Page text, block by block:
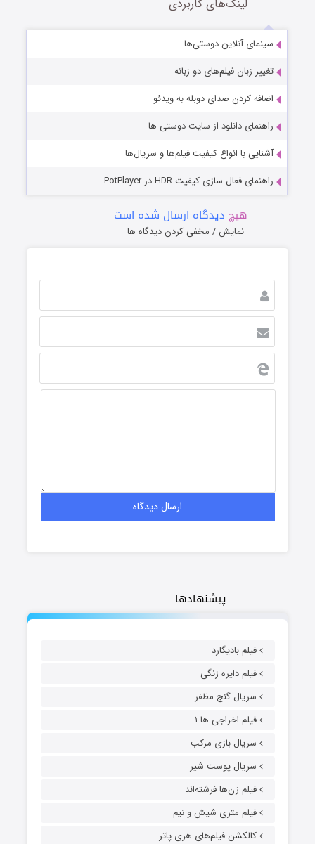
پیشنهادها
فیلم بادیگارد
فیلم دایره زنگی
سریال گنج مظفر
فیلم اخراجی ها ۱
سریال بازی مرکب
سریال پوست شیر
فیلم زن‌ها فرشته‌اند
فیلم متری شیش و نیم
کالکشن فیلم‌های هری پاتر
لینک‌های کاربردی
سینمای آنلاین دوستی‌ها
تغییر زبان فیلم‌های دو زبانه
اضافه کردن صدای دوبله به ویدئو
راهنمای دانلود از سایت دوستی ها
آشنایی با انواع کیفیت فیلم‌ها و سریال‌ها
راهنمای فعال سازی کیفیت HDR در PotPlayer
هیچ دیدگاه ارسال شده است
نمایش / مخفی کردن دیدگاه ها